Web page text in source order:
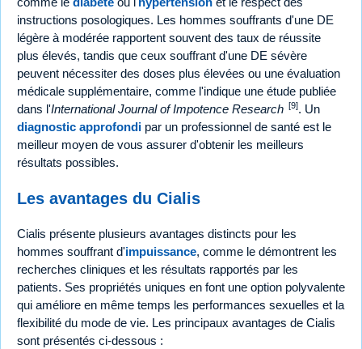
instructions posologiques. Les hommes souffrants d'une DE
légère à modérée rapportent souvent des taux de réussite
plus élevés, tandis que ceux souffrant d'une DE sévère
peuvent nécessiter des doses plus élevées ou une évaluation
médicale supplémentaire, comme l'indique une étude publiée
dans l'International Journal of Impotence Research [9]. Un
diagnostic approfondi par un professionnel de santé est le
meilleur moyen de vous assurer d'obtenir les meilleurs
résultats possibles.
Les avantages du Cialis
Cialis présente plusieurs avantages distincts pour les
hommes souffrant d'impuissance, comme le démontrent les
recherches cliniques et les résultats rapportés par les
patients. Ses propriétés uniques en font une option polyvalente
qui améliore en même temps les performances sexuelles et la
flexibilité du mode de vie. Les principaux avantages de Cialis
sont présentés ci-dessous :